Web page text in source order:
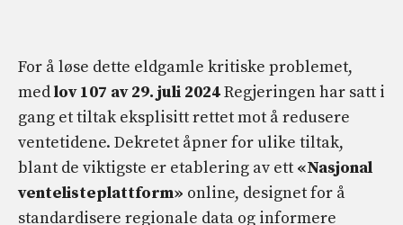
For å løse dette eldgamle kritiske problemet,
medlov 107 av 29. juli 2024Regjeringen har satt i
gang et tiltak eksplisitt rettet mot å redusere
ventetidene. Dekretet åpner for ulike tiltak,
blant de viktigste er etablering av ett «Nasjonal
ventelisteplattform» online, designet for å
standardisere regionale data og informere